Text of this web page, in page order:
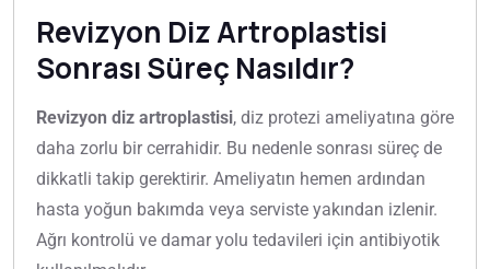
Revizyon Diz Artroplastisi
Sonrası Süreç Nasıldır?
Revizyon diz artroplastisi, diz protezi ameliyatına göre
daha zorlu bir cerrahidir. Bu nedenle sonrası süreç de
dikkatli takip gerektirir. Ameliyatın hemen ardından
hasta yoğun bakımda veya serviste yakından izlenir.
Ağrı kontrolü ve damar yolu tedavileri için antibiyotik